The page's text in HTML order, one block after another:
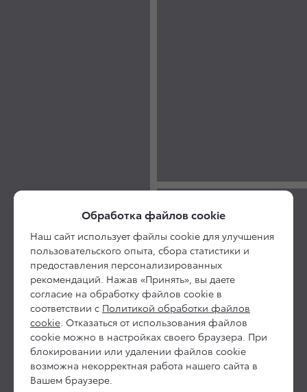
Обработка файлов cookie
Наш сайт использует файлы cookie для улучшения
пользовательского опыта, сбора статистики и
предоставления персонализированных
рекомендаций. Нажав «Принять», вы даете
согласие на обработку файлов cookie в
соответствии с Политикой обработки файлов
cookie. Отказаться от использования файлов
cookie можно в настройках своего браузера. При
блокировании или удалении файлов cookie
возможна некорректная работа нашего сайта в
Вашем браузере.